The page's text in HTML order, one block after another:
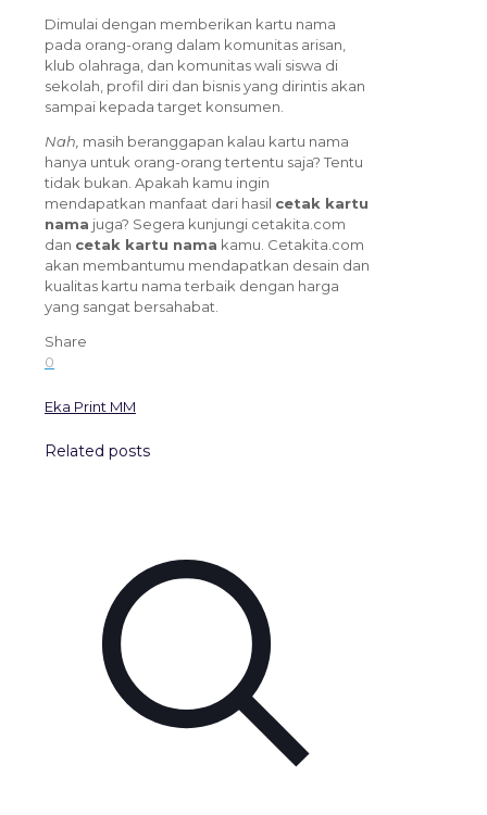
Dimulai dengan memberikan kartu nama
pada orang-orang dalam komunitas arisan,
klub olahraga, dan komunitas wali siswa di
sekolah, profil diri dan bisnis yang dirintis akan
sampai kepada target konsumen.
Nah, masih beranggapan kalau kartu nama
hanya untuk orang-orang tertentu saja? Tentu
tidak bukan. Apakah kamu ingin
mendapatkan manfaat dari hasil cetak kartu
nama juga? Segera kunjungi cetakita.com
dan cetak kartu nama kamu. Cetakita.com
akan membantumu mendapatkan desain dan
kualitas kartu nama terbaik dengan harga
yang sangat bersahabat.
Share
0
Eka Print MM
Related posts